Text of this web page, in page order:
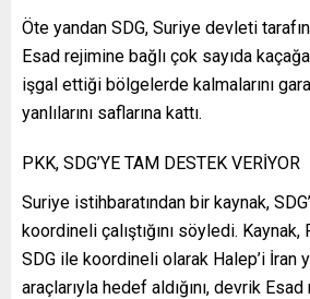
Öte yandan SDG, Suriye devleti
Esad rejimine bağlı çok sayıda
işgal ettiği bölgelerde kalmalarını
yanlılarını saflarına kattı.
PKK, SDG’YE TAM DESTEK VERİYOR
Suriye istihbaratından bir kaynak,
koordineli çalıştığını söyledi. Kaynak,
SDG ile koordineli olarak Halep’i İran
araçlarıyla hedef aldığını, devrik Esad